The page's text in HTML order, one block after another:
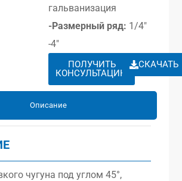
гальванизация
-Размерный ряд: 1/4″
-4″
ПОЛУЧИТЬ
КОНСУЛЬТАЦИЮ
СКАЧАТЬ
Описание
чугуна под углом 45°,